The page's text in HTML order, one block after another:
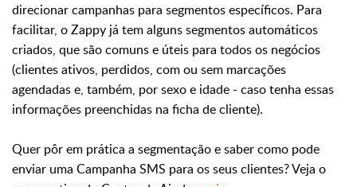
direcionar campanhas para segmentos específicos. Para
facilitar, o Zappy já tem alguns segmentos automáticos
criados, que são comuns e úteis para todos os negócios
(clientes ativos, perdidos, com ou sem marcações
agendadas e, também, por sexo e idade - caso tenha essas
informações preenchidas na ficha de cliente).
Quer pôr em prática a segmentação e saber como pode
enviar uma Campanha SMS para os seus clientes? Veja o